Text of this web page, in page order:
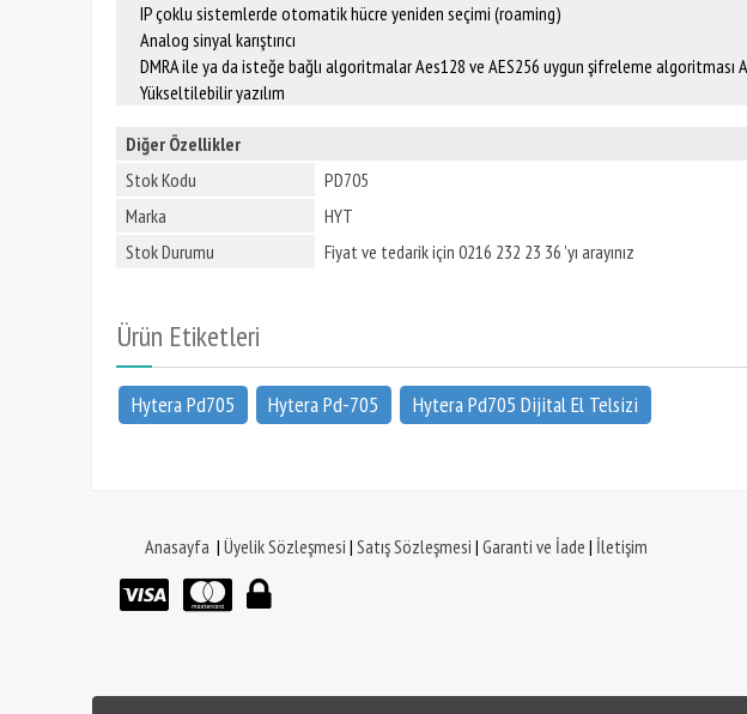
IP çoklu sistemlerde otomatik hücre yeniden seçimi (roaming)
Analog sinyal karıştırıcı
DMRA ile ya da isteğe bağlı algoritmalar Aes128 ve AES256 uygun şifreleme
Yükseltilebilir yazılım
Diğer Özellikler
Stok Kodu
PD705
Marka
HYT
Stok Durumu
Fiyat ve tedarik için 0216 232 23 36 'yı arayınız
Ürün Etiketleri
Hytera Pd705 Hytera Pd-705 Hytera Pd705 Dijital El Telsizi
Anasayfa | Üyelik Sözleşmesi | Satış Sözleşmesi | Garanti ve İade | İletişim